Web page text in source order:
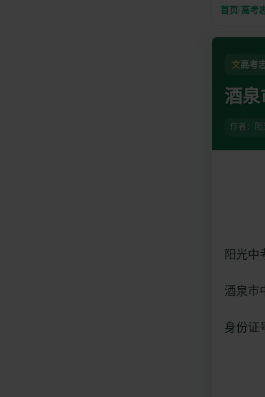
首页/高考
文高考
酒
作者：阳
阳光中
酒泉市
身份证